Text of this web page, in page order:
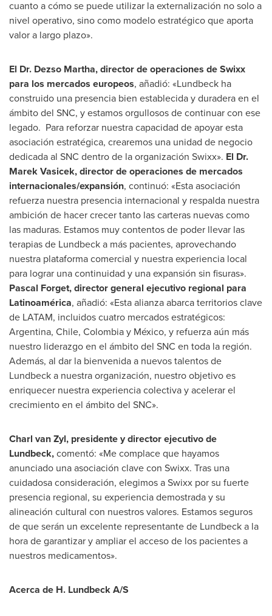
cuanto a cómo se puede utilizar la externalización no solo a
nivel operativo, sino como modelo estratégico que aporta
valor a largo plazo».
El Dr. Dezso Martha, director de operaciones de Swixx
para los mercados europeos, añadió: «Lundbeck ha
construido una presencia bien establecida y duradera en el
ámbito del SNC, y estamos orgullosos de continuar con ese
legado. Para reforzar nuestra capacidad de apoyar esta
asociación estratégica, crearemos una unidad de negocio
dedicada al SNC dentro de la organización Swixx». El Dr.
Marek Vasicek, director de operaciones de mercados
internacionales/expansión, continuó: «Esta asociación
refuerza nuestra presencia internacional y respalda nuestra
ambición de hacer crecer tanto las carteras nuevas como
las maduras. Estamos muy contentos de poder llevar las
terapias de Lundbeck a más pacientes, aprovechando
nuestra plataforma comercial y nuestra experiencia local
para lograr una continuidad y una expansión sin fisuras».
Pascal Forget, director general ejecutivo regional para
Latinoamérica, añadió: «Esta alianza abarca territorios clave
de LATAM, incluidos cuatro mercados estratégicos:
Argentina, Chile, Colombiay México, y refuerza aún más
nuestro liderazgo en el ámbito del SNC en toda la región.
Además, al dar la bienvenida a nuevos talentos de
Lundbeck a nuestra organización, nuestro objetivo es
enriquecer nuestra experiencia colectiva y acelerar el
crecimiento en el ámbito del SNC».
Charl van Zyl, presidente y director ejecutivo de
Lundbeck,comentó: «Me complace que hayamos
anunciado una asociación clave con Swixx. Tras una
cuidadosa consideración, elegimos a Swixx por su fuerte
presencia regional, su experiencia demostrada y su
alineación cultural con nuestros valores. Estamos seguros
de que serán un excelente representante de Lundbeck a la
hora de garantizar y ampliar el acceso de los pacientes a
nuestros medicamentos».
Acerca de H. Lundbeck A/S